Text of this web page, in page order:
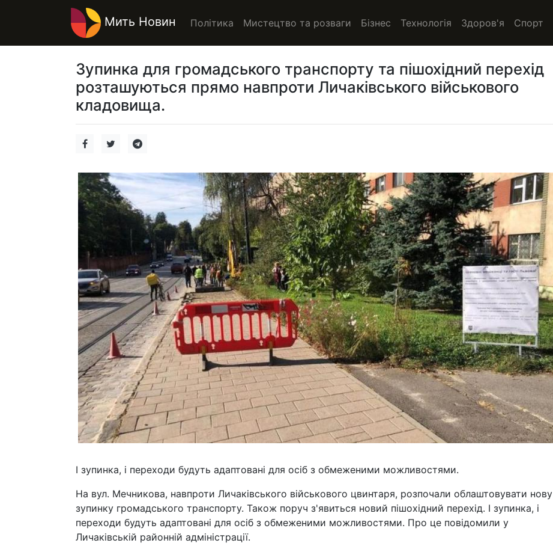
Мить Новин Політика Мистецтво та розваги Бізнес Технологія Здоров'я Спорт
Зупинка для громадського транспорту та пішохідний перехід
розташуються прямо навпроти Личаківського військового
кладовища.
І зупинка, і переходи будуть адаптовані для осіб з обмеженими можливостями.
На вул. Мечникова, навпроти Личаківського військового цвинтаря, розпочали облаштовувати нову
зупинку громадського транспорту. Також поруч з'явиться новий пішохідний перехід. І зупинка, і
переходи будуть адаптовані для осіб з обмеженими можливостями. Про це повідомили у
Личаківській районній адміністрації.